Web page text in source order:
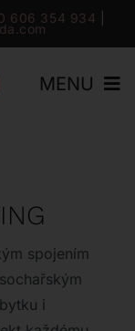
606 354 934
MENU
spojením
i